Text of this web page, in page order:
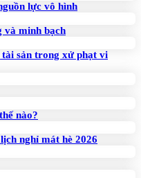
lực vô hình
và minh bạch
sản trong xử phạt vi
nào?
nghỉ mát hè 2026